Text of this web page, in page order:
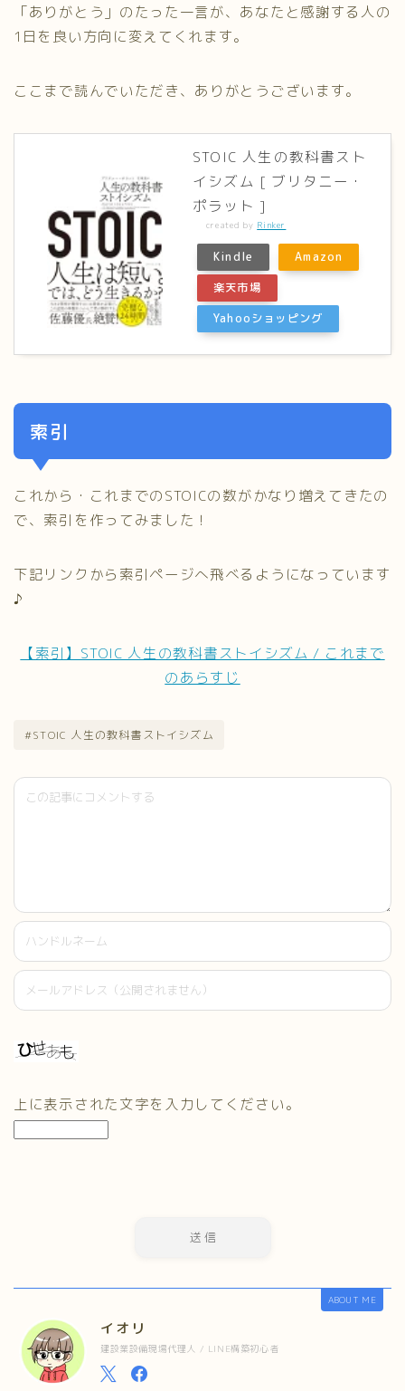
「ありがとう」のたった一言が、あなたと感謝する人の
1日を良い方向に変えてくれます。
ここまで読んでいただき、ありがとうございます。
STOIC 人生の教科書スト
イシズム [ ブリタニー・
ポラット ]
created by Rinker
Kindle
Amazon
楽天市場
Yahooショッピング
索引
これから・これまでのSTOICの数がかなり増えてきたの
で、索引を作ってみました！
下記リンクから索引ページへ飛べるようになっています
♪
【索引】STOIC 人生の教科書ストイシズム / これまで
のあらすじ
#STOIC 人生の教科書ストイシズム
上に表示された文字を入力してください。
ABOUT ME
イオリ
建設業設備現場代理人 / LINE構築初心者